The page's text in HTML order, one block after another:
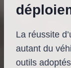
La réussite
autant du
outils